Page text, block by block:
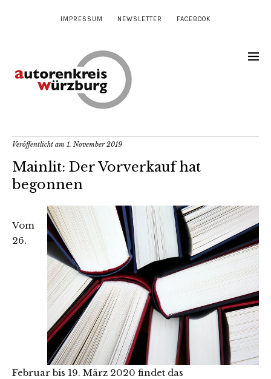
IMPRESSUM NEWSLETTER FACEBOOK
Veröffentlicht am 1. November 2019
Mainlit: Der Vorverkauf hat
begonnen
Vom
26.
Februar bis 19. März 2020 findet das